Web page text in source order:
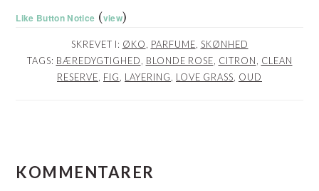
Like Button Notice (view)
SKREVET I: ØKO, PARFUME, SKØNHED
TAGS: BÆREDYGTIGHED, BLONDE ROSE, CITRON, CLEAN
RESERVE, FIG, LAYERING, LOVE GRASS, OUD
KOMMENTARER